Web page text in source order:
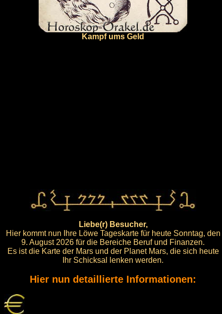
Kampf ums Geld
Liebe(r) Besucher,
Hier kommt nun Ihre Löwe Tageskarte für heute Sonntag, den
9. August 2026 für die Bereiche Beruf und Finanzen.
Es ist die Karte der Mars und der Planet Mars, die sich heute
Ihr Schicksal lenken werden.
Hier nun detaillierte Informationen: